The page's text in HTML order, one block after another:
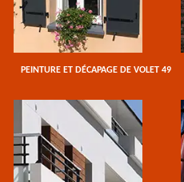
PEINTURE ET DÉCAPAGE DE VOLET 49